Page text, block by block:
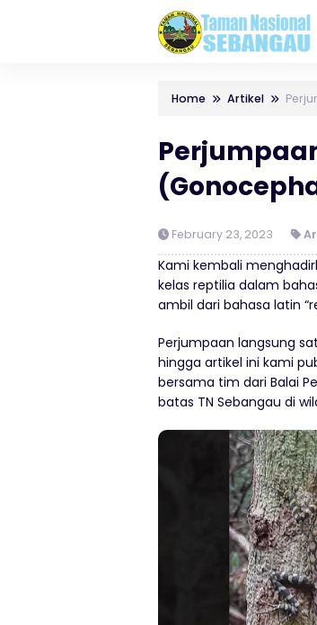
Home Artikel
February 23, 2023
Kami kembali
kelas reptilia dalam
ambil dari bahasa latin
Perjumpaan langsung
hingga artikel ini kami
bersama tim dari Balai
batas TN Sebangau di